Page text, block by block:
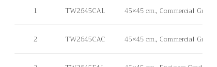
1 TW2645CAL 45×45 cm., Commercial
2 TW2645CAC 45×45 cm., Commercial